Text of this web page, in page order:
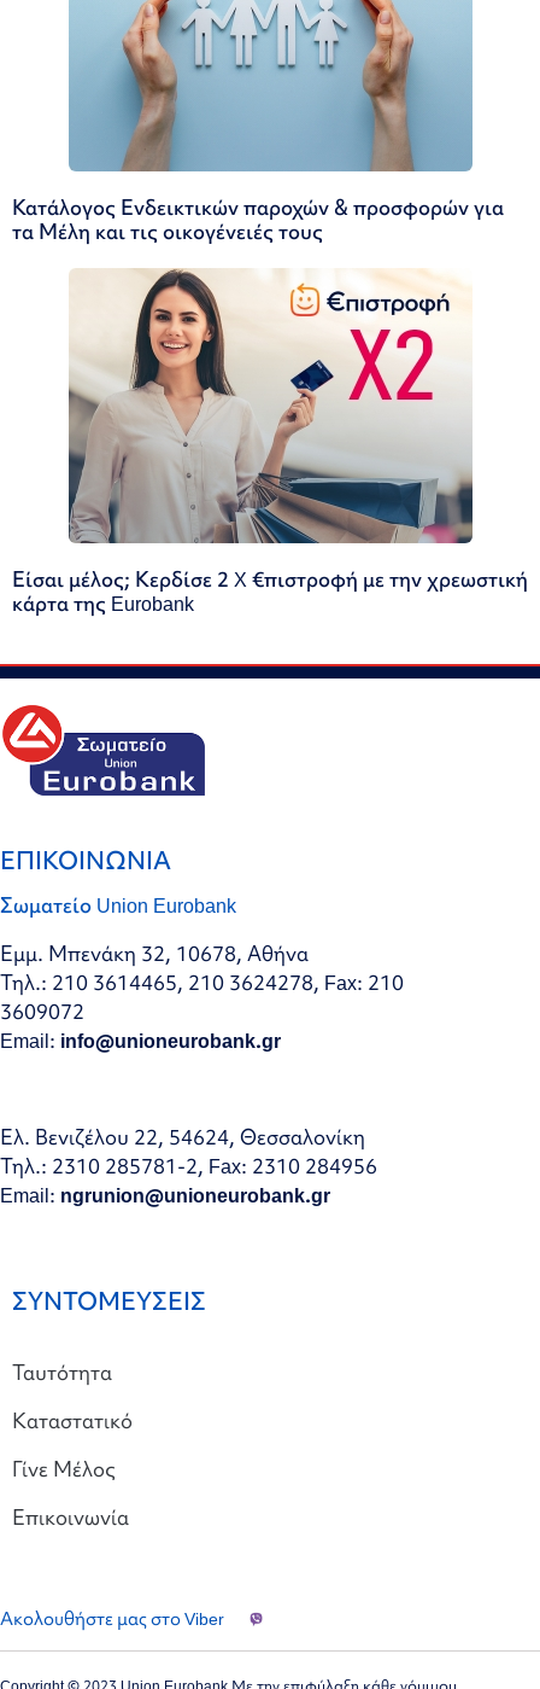
Κατάλογος Ενδεικτικών παροχών & προσφορών για
τα Μέλη και τις οικογένειές τους
Είσαι μέλος; Κερδίσε 2 X €πιστροφή με την χρεωστική
κάρτα της Eurobank
ΕΠΙΚΟΙΝΩΝΙΑ
Σωματείο Union Eurobank
Εμμ. Μπενάκη 32, 10678, Αθήνα
Τηλ.: 210 3614465, 210 3624278, Fax: 210
3609072
Email: info@unioneurobank.gr
Ελ. Βενιζέλου 22, 54624, Θεσσαλονίκη
Τηλ.: 2310 285781-2, Fax: 2310 284956
Email: ngrunion@unioneurobank.gr
ΣΥΝΤΟΜΕΥΣΕΙΣ
Ταυτότητα
Καταστατικό
Γίνε Μέλος
Επικοινωνία
Ακολουθήστε μας στο Viber